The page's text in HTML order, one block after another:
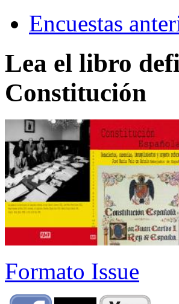
Encuestas
Lea el libro
Constitución
Formato Issue